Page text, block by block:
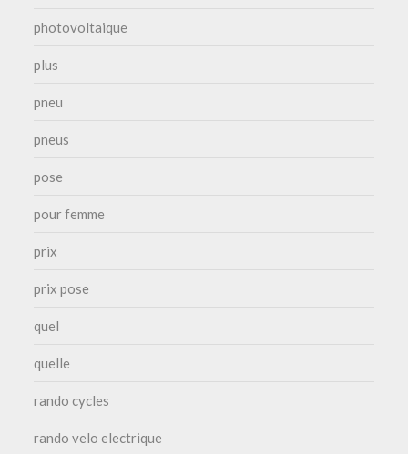
photovoltaique
plus
pneu
pneus
pose
pour femme
prix
prix pose
quel
quelle
rando cycles
rando velo electrique